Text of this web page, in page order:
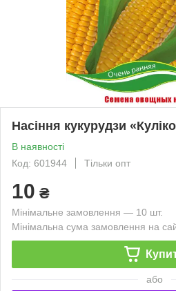
Насіння кукурудзи
В наявності
Код: 601944
Тільки опт
10 ₴
Мінімальне замовлення — 10 шт.
Мінімальна сума замовлення на
або